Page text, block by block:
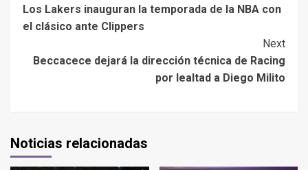
Los Lakers inauguran la temporada de la NBA con
el clásico ante Clippers
Next
Beccacece dejará la dirección técnica de Racing
por lealtad a Diego Milito
Noticias relacionadas